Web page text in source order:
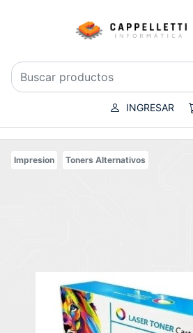
INGRESAR
Impresion Toners Alternativos